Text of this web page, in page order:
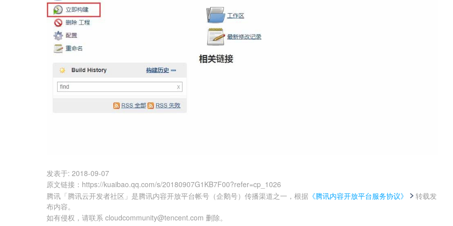
发表于: 2018-09-07
原文链接 ： https://kuaibao.qq.com/s/20180907G1KB7F00?refer=cp_1026
腾讯「腾讯云开发者社区」是腾讯内容开放平台帐号（企鹅号）传播渠道之一，根据 《腾讯内容开放平台服务协议》
转载发
布内容。
如有侵权，请联系 cloudcommunity@tencent.com 删除。